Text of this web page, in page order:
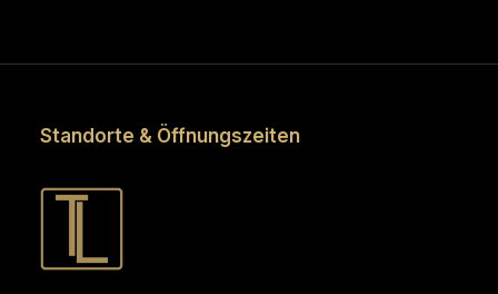
Standorte & Öffnungszeiten